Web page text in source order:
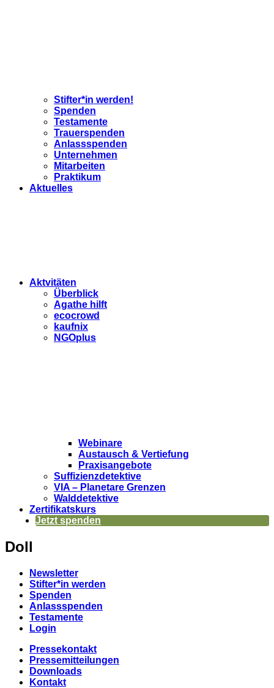
Stifter*in werden!
Spenden
Testamente
Trauerspenden
Anlassspenden
Unternehmen
Mitarbeiten
Praktikum
Aktuelles
Aktvitäten
Überblick
Agathe hilft
ecocrowd
kaufnix
NGOplus
Webinare
Austausch & Vertiefung
Praxisangebote
Suffizienzdetektive
VIA – Planetare Grenzen
Walddetektive
Zertifikatskurs
Jetzt spenden
Doll
Newsletter
Stifter*in werden
Spenden
Anlassspenden
Testamente
Login
Pressekontakt
Pressemitteilungen
Downloads
Kontakt